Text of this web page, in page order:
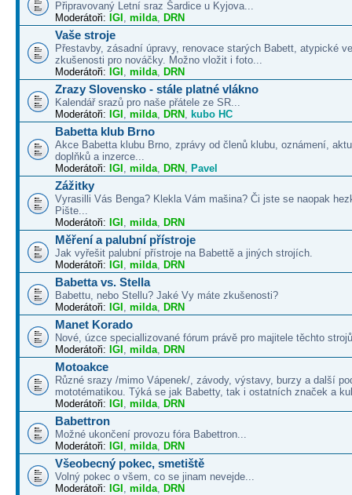
Připravovaný Letní sraz Šardice u Kyjova...
Moderátoři: IGI , milda, DRN
Vaše stroje
Přestavby, zásadní úpravy, renovace starých Babett, atypické
zkušenosti pro nováčky. Možno vložit i foto...
Moderátoři: IGI , milda, DRN
Zrazy Slovensko - stále platné vlákno
Kalendář srazů pro naše přátele ze SR...
Moderátoři: IGI , milda, DRN , kubo HC
Babetta klub Brno
Akce Babetta klubu Brno, zprávy od členů klubu, oznámení,
doplňků a inzerce...
Moderátoři: IGI , milda, DRN , Pavel
Zážitky
Vyrasilli Vás Benga? Klekla Vám mašina? Či jste se naopak
Pište...
Moderátoři: IGI , milda, DRN
Měření a palubní přístroje
Jak vyřešit palubní přístroje na Babettě a jiných strojích.
Moderátoři: IGI , milda, DRN
Babetta vs. Stella
Babettu, nebo Stellu? Jaké Vy máte zkušenosti?
Moderátoři: IGI , milda, DRN
Manet Korado
Nové, úzce speciallizované fórum právě pro majitele těchto
Moderátoři: IGI , milda, DRN
Motoakce
Různé srazy /mimo Vápenek/, závody, výstavy, burzy a další
mototématikou. Týká se jak Babetty, tak i ostatních značek a
Moderátoři: IGI , milda, DRN
Babettron
Možné ukončení provozu fóra Babettron...
Moderátoři: IGI , milda, DRN
Všeobecný pokec, smetiště
Volný pokec o všem, co se jinam nevejde...
Moderátoři: IGI , milda, DRN